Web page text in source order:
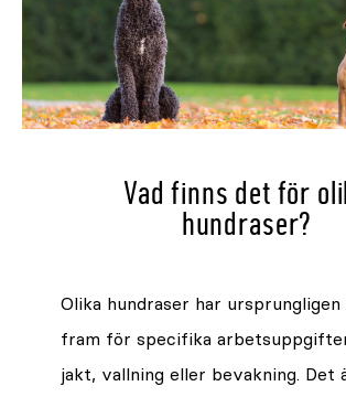
Vad finns det för
hundraser?
Olika hundraser har ursprungligen
fram för specifika
jakt, vallning eller bevakning. Det